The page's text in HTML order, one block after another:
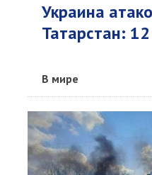
Украина
Татарстан:
В мире